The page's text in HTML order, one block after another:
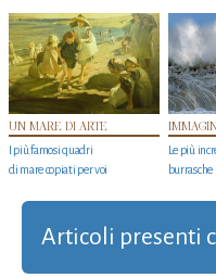
UN MARE DI ARTE
I più famosi quadri
di mare copiati per voi
Le più
Articoli presenti